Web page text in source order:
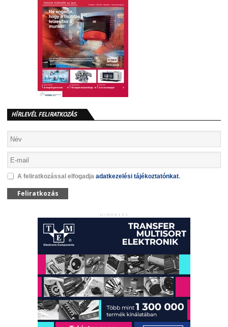
HÍRLEVÉL FELIRATKOZÁS
A feliratkozással elfogadja adatkezelési tájékoztatónkat.
Feliratkozás
HIRDETÉS